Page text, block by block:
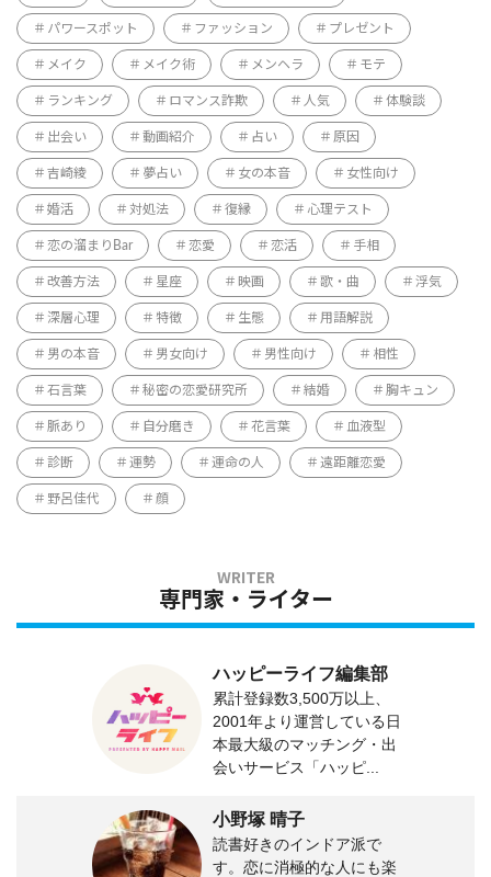
パワースポット ファッション プレゼント
メイク メイク術 メンヘラ モテ
ランキング ロマンス詐欺 人気 体験談
出会い 動画紹介 占い 原因
吉崎綾 夢占い 女の本音 女性向け
婚活 対処法 復縁 心理テスト
恋の溜まりBar 恋愛 恋活 手相
改善方法 星座 映画 歌・曲 浮気
深層心理 特徴 生態 用語解説
男の本音 男女向け 男性向け 相性
石言葉 秘密の恋愛研究所 結婚 胸キュン
脈あり 自分磨き 花言葉 血液型
診断 運勢 運命の人 遠距離恋愛
野呂佳代 顔
専門家・ライター
ハッピーライフ編集部
累計登録数3,500万以上、
2001年より運営している日
本最大級のマッチング・出
会いサービス「ハッピ...
小野塚 晴子
読書好きのインドア派で
す。恋に消極的な人にも楽